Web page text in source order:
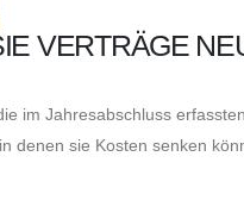
VERTRÄGE
im Jahresabschluss erfassten
denen sie Kosten senken